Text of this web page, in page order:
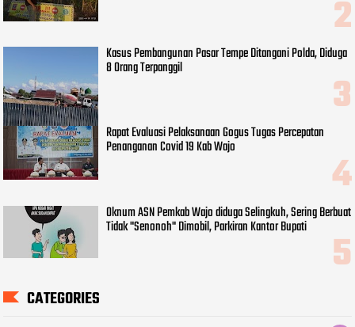
Kasus Pembangunan Pasar Tempe Ditangani Polda, Diduga
8 Orang Terpanggil
Rapat Evaluasi Pelaksanaan Gogus Tugas Percepatan
Penanganan Covid 19 Kab Wajo
Oknum ASN Pemkab Wajo diduga Selingkuh, Sering Berbuat
Tidak "Senonoh" Dimobil, Parkiran Kantor Bupati
CATEGORIES